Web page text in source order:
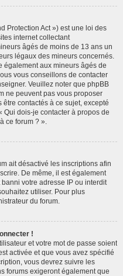
Protection Act ») est une loi des
internet collectant
âgés de moins de 13 ans un
légaux des mineurs concernés.
également aux mineurs âgés de
vous conseillons de contacter
Veuillez noter que phpBB
ne peuvent pas vous proposer
contactés à ce sujet, excepté
Qui dois-je contacter à propos de
ce forum ? ».
ait désactivé les inscriptions afin
De même, il est également
votre adresse IP ou interdit
utiliser. Pour plus
du forum.
!
et votre mot de passe soient
activée et que vous avez spécifié
vous devrez suivre les
forums exigeront également que